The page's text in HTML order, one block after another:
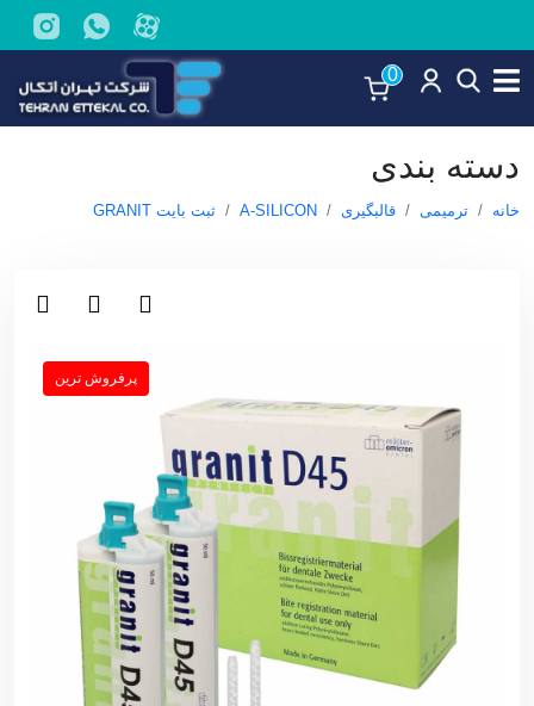
0
دسته بندی
خانه ترمیمی قالبگیری A-SILICON ثبت بایت GRANIT
پرفروش ترین